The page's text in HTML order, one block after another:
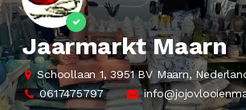
Jaarmarkt Maarn
Schoollaan 1, 3951 BV Maarn,
0617475797